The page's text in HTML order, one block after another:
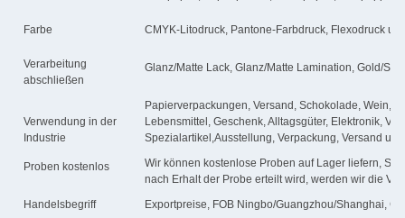
Farbe CMYK-Litodruck, Pantone-Farbdruck, Flexodruck
Verarbeitung
abschließen
Glanz/Matte Lack, Glanz/Matte Lamination, Gold/
Verwendung in der
Industrie
Papierverpackungen, Versand, Schokolade, Wein,
Lebensmittel, Geschenk, Alltagsgüter, Elektronik,
Spezialartikel,Ausstellung, Verpackung, Versand
Proben kostenlos
Wir können kostenlose Proben auf Lager liefern,
nach Erhalt der Probe erteilt wird, werden wir die
Handelsbegriff
Exportpreise, FOB Ningbo/Guangzhou/Shanghai,